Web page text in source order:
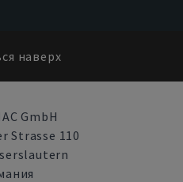
наверх
GmbH
Strasse 110